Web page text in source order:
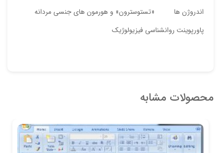
اندروژن ها «تستوسترون» و هورمون هاي جنسي مردانه
پاورپوینت روانشناسي فيزيولوژيك
محصولات مشابه